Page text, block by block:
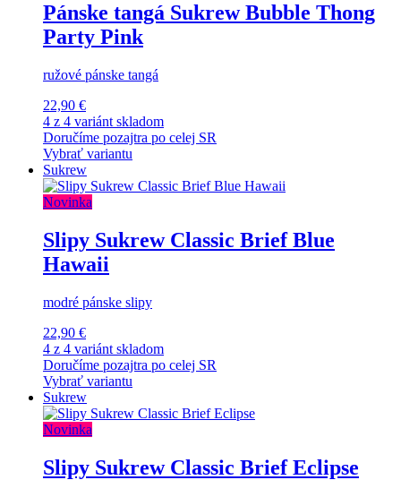
Pánske tangá Sukrew Bubble Thong
Party Pink
ružové pánske tangá
22,90 €
4 z 4 variánt skladom
Doručíme pozajtra po celej SR
Vybrať variantu
Sukrew
Novinka
Slipy Sukrew Classic Brief Blue
Hawaii
modré pánske slipy
22,90 €
4 z 4 variánt skladom
Doručíme pozajtra po celej SR
Vybrať variantu
Sukrew
Novinka
Slipy Sukrew Classic Brief Eclipse